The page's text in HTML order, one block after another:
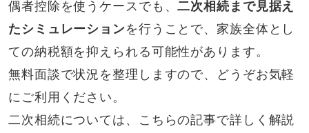
偶者控除を使うケースでも、二次相続まで見据え
たシミュレーションを行うことで、家族全体とし
ての納税額を抑えられる可能性があります。
無料面談で状況を整理しますので、どうぞお気軽
にご利用ください。
二次相続については、こちらの記事で詳しく解説